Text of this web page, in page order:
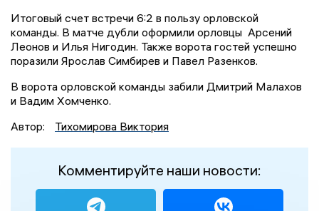
Итоговый счет встречи 6:2 в пользу орловской
команды. В матче дубли оформили орловцы Арсений
Леонов и Илья Нигодин. Также ворота гостей успешно
поразили Ярослав Симбирев и Павел Разенков.
В ворота орловской команды забили Дмитрий Малахов
и Вадим Хомченко.
Автор:
Тихомирова Виктория
Комментируйте наши новости: